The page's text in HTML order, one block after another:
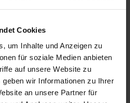
Cookies
um Inhalte und Anzeigen zu
für soziale Medien anbieten
auf unsere Website zu
wir Informationen zu Ihrer
an unsere Partner für
unterscheiden sich in ihren
und politischem
Die vergleichende
daß in jüngster Zeit eine
hat.